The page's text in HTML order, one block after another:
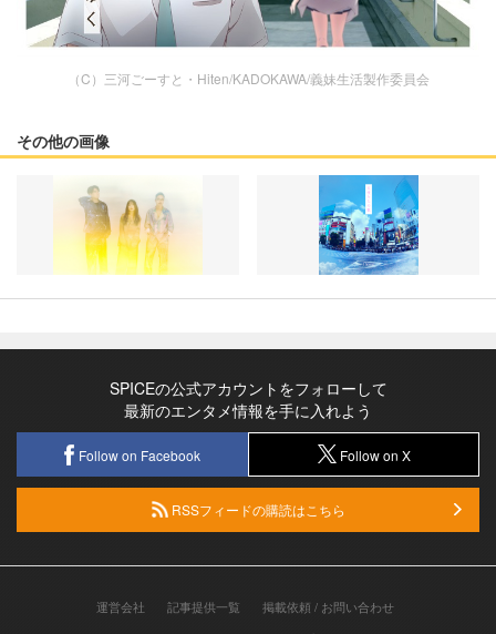
（C）三河ごーすと・Hiten/KADOKAWA/義妹生活製作委員会
その他の画像
SPICEの公式アカウントをフォローして
最新のエンタメ情報を手に入れよう
Follow on Facebook Follow on X
RSSフィードの購読はこちら
運営会社 記事提供一覧
掲載依頼 / お問い合わせ